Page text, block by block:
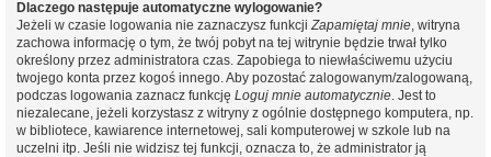
Dlaczego następuje automatyczne wylogowanie?
Jeżeli w czasie logowania nie zaznaczysz funkcjiZapamiętaj mnie, witryna
zachowa informację o tym, że twój pobyt na tej witrynie będzie trwał tylko
określony przez administratora czas. Zapobiega to niewłaściwemu użyciu
twojego konta przez kogoś innego. Aby pozostać zalogowanym/zalogowaną,
podczas logowania zaznacz funkcję Loguj mnie automatycznie. Jest to
niezalecane, jeżeli korzystasz z witryny z ogólnie dostępnego komputera, np.
w bibliotece, kawiarence internetowej, sali komputerowej w szkole lub na
uczelni itp. Jeśli nie widzisz tej funkcji, oznacza to, że administrator ją